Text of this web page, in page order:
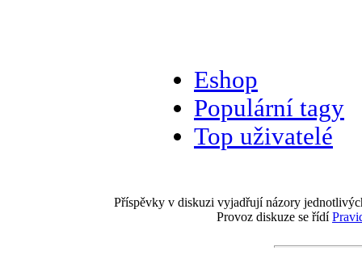
Eshop
Populární tagy
Top uživatelé
Příspěvky v diskuzi vyjadřují názory
Provoz diskuze se řídí